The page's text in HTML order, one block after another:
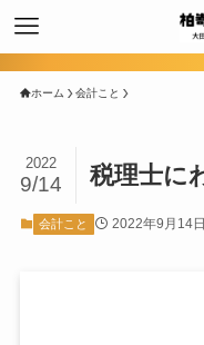
ホーム 会計こと
税理士に
2022
9/14
会計こと 2022年9月14日